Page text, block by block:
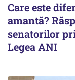
Care este
amantă?
senatorilor
Legea ANI